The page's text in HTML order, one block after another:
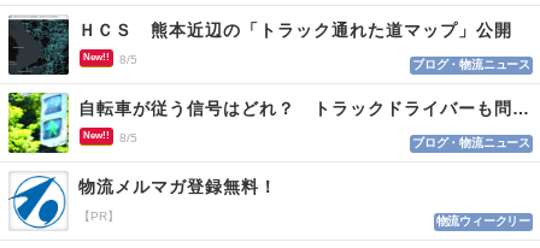
ＨＣＳ 熊本近辺の「トラック通れた道マップ」公開
New!! 8/5 ブログ・物流ニュース
自転車が従う信号はどれ？ トラックドライバーも問われる認識
New!! 8/5 ブログ・物流ニュース
物流メルマガ登録無料！
【PR】 物流ウィークリー